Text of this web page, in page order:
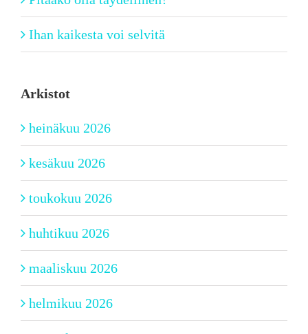
Ihan kaikesta voi selvitä
Arkistot
heinäkuu 2026
kesäkuu 2026
toukokuu 2026
huhtikuu 2026
maaliskuu 2026
helmikuu 2026